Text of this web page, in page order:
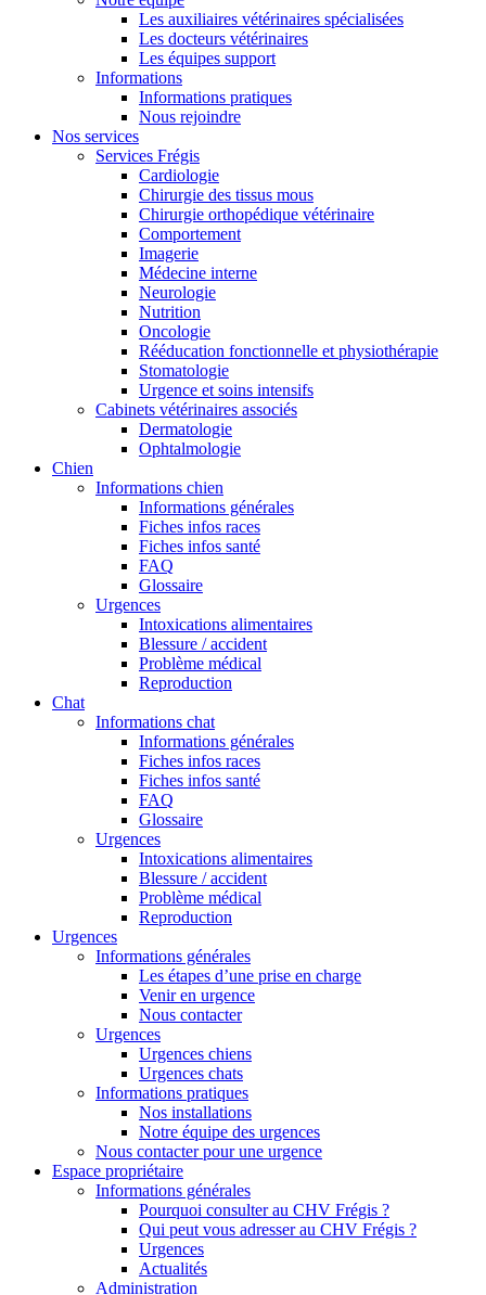
Les auxiliaires vétérinaires spécialisées
Les docteurs vétérinaires
Les équipes support
Informations
Informations pratiques
Nous rejoindre
Nos services
Services Frégis
Cardiologie
Chirurgie des tissus mous
Chirurgie orthopédique vétérinaire
Comportement
Imagerie
Médecine interne
Neurologie
Nutrition
Oncologie
Rééducation fonctionnelle et physiothérapie
Stomatologie
Urgence et soins intensifs
Cabinets vétérinaires associés
Dermatologie
Ophtalmologie
Chien
Informations chien
Informations générales
Fiches infos races
Fiches infos santé
FAQ
Glossaire
Urgences
Intoxications alimentaires
Blessure / accident
Problème médical
Reproduction
Chat
Informations chat
Informations générales
Fiches infos races
Fiches infos santé
FAQ
Glossaire
Urgences
Intoxications alimentaires
Blessure / accident
Problème médical
Reproduction
Urgences
Informations générales
Les étapes d’une prise en charge
Venir en urgence
Nous contacter
Urgences
Urgences chiens
Urgences chats
Informations pratiques
Nos installations
Notre équipe des urgences
Nous contacter pour une urgence
Espace propriétaire
Informations générales
Pourquoi consulter au CHV Frégis ?
Qui peut vous adresser au CHV Frégis ?
Urgences
Actualités
Administration